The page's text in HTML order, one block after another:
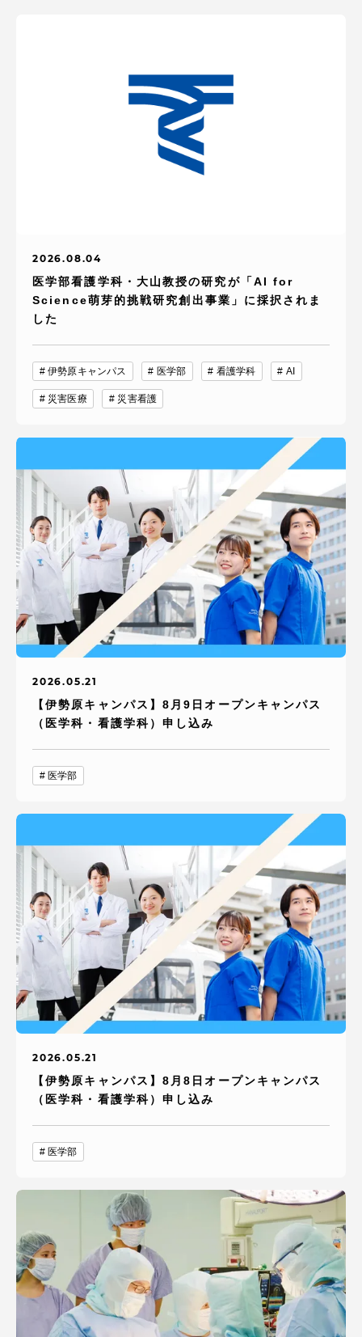
2026.08.04
医学部看護学科・大山教授の研究が「AI for
Science萌芽的挑戦研究創出事業」に採択されま
した
伊勢原キャンパス 医学部 看護学科 AI
災害医療 災害看護
2026.05.21
【伊勢原キャンパス】8月9日オープンキャンパス
（医学科・看護学科）申し込み
医学部
2026.05.21
【伊勢原キャンパス】8月8日オープンキャンパス
（医学科・看護学科）申し込み
医学部